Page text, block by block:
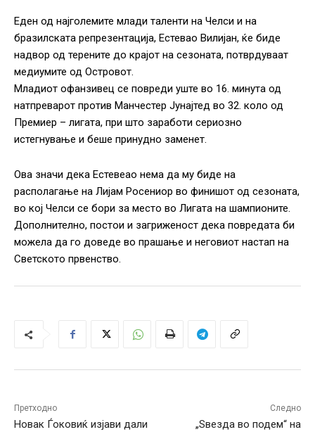
Еден од најголемите млади таленти на Челси и на
бразилската репрезентација, Естевао Вилијан, ќе биде
надвор од терените до крајот на сезоната, потврдуваат
медиумите од Островот.
Младиот офанзивец се повреди уште во 16. минута од
натпреварот против Манчестер Јунајтед во 32. коло од
Премиер – лигата, при што заработи сериозно
истегнување и беше принудно заменет.
Ова значи дека Естевеао нема да му биде на
располагање на Лијам Росениор во финишот од сезоната,
во кој Челси се бори за место во Лигата на шампионите.
Дополнително, постои и загриженост дека повредата би
можела да го доведе во прашање и неговиот настап на
Светското првенство.
Претходно
Новак Ѓоковиќ изјави дали
Следно
„Ѕвезда во подем“ на